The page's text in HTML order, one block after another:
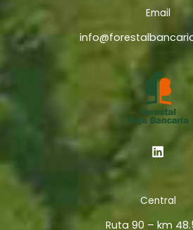
Email
Central
Ruta 90 – km